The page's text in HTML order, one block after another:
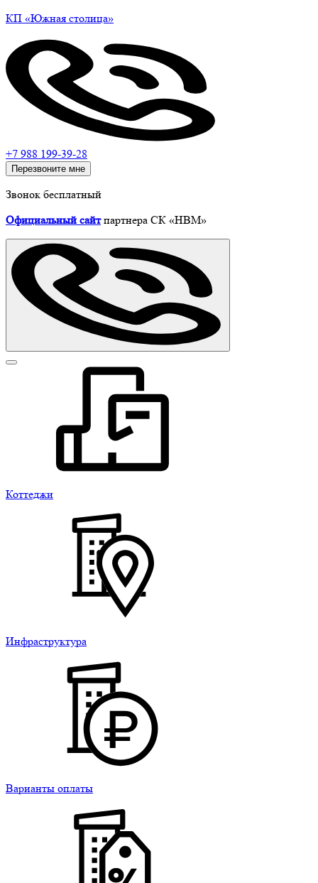
КП «Южная столица»
+7 988 199-39-28
Перезвоните мне
Звонок бесплатный
Официальный сайтпартнера СК «НВМ»
Коттеджи
Инфраструктура
Варианты оплаты